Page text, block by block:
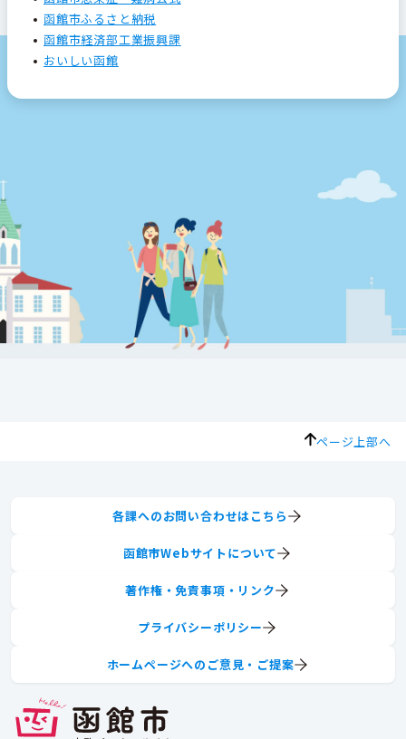
函館市ふるさと納税
函館市経済部工業振興課
おいしい函館
ページ上部へ
各課へのお問い合わせはこちら
函館市Webサイトについて
著作権・免責事項・リンク
プライバシーポリシー
ホームページへのご意見・ご提案